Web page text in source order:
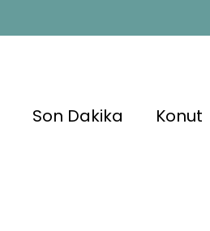
Son Dakika Konut